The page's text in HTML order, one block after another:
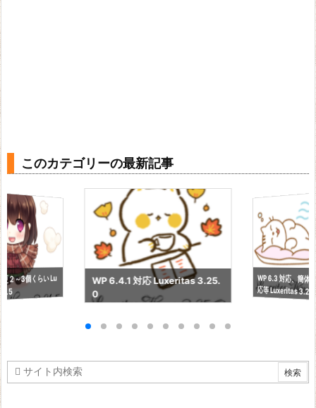
このカテゴリーの最新記事
２～3個くらい Lu
WP 6.4.1 対応 Luxeritas 3.25.
0
WP 6.3 対応、簡体
応等 Luxeritas